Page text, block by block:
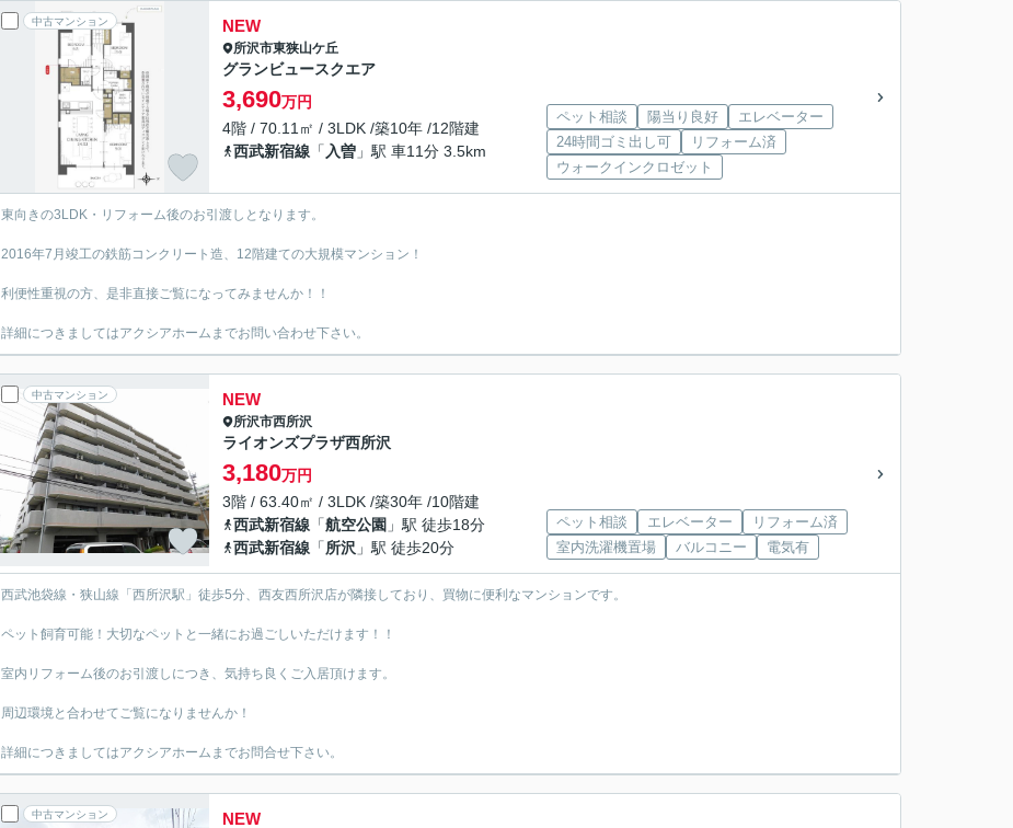
中古マンション NEW
所沢市東狭山ケ丘
グランビュースクエア
3,690万円
4階 / 70.11㎡ / 3LDK /築10年 /12階建
西武新宿線 「 入曽 」駅 車11分 3.5km
ペット相談 陽当り良好
エレベーター
24時間ゴミ出し可
リフォーム済
ウォークインクロゼット
東向きの3LDK・リフォーム後のお引渡しとなります。
2016年7月竣工の鉄筋コンクリート造、12階建ての大規模マンション！
利便性重視の方、是非直接ご覧になってみませんか！！
詳細につきましてはアクシアホームまでお問い合わせ下さい。
中古マンション NEW
所沢市西所沢
ライオンズプラザ西所沢
3,180万円
3階 / 63.40㎡ / 3LDK /築30年 /10階建
西武新宿線 「航空公園 」駅 徒歩18分
西武新宿線 「所沢 」駅 徒歩20分
ペット相談 エレベーター
リフォーム済
室内洗濯機置場
バルコニー 電気有
西武池袋線・狭山線「西所沢駅」徒歩5分、西友西所沢店が隣接しており、買物に便利なマンションです。
ペット飼育可能！大切なペットと一緒にお過ごしいただけます！！
室内リフォーム後のお引渡しにつき、気持ち良くご入居頂けます。
周辺環境と合わせてご覧になりませんか！
詳細につきましてはアクシアホームまでお問合せ下さい。
中古マンション NEW